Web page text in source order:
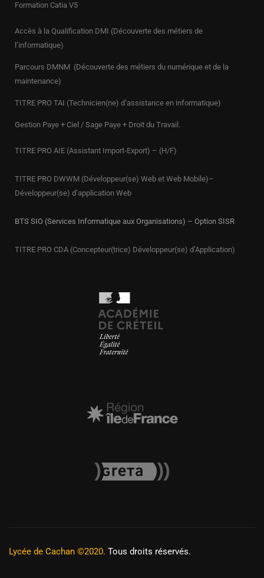
Formation Catia V5
Accès à la Qualification DMI (Découverte des métiers de
l’informatique)
Parcours DMNM (Découverte des métiers du numérique et de la
maintenance)
TITRE PRO TAI (Technicien(ne) d’assistance en informatique)
Gestion Paye + Ciel / Sage Paye + Droit du Travail.
TITRE PRO AIE (Assistant Import-Export) – (H/F)
TITRE PRO DWWM (Développeur(se) Web et Web Mobile)–
Développeur(se) d’application Web
BTS SIO (Services Informatique aux Organisations) – Option SISR
TITRE PRO CDA (Concepteur(trice) Développeur(se) d’Application)
Lycée de Cachan ©2020. Tous droits réservés.